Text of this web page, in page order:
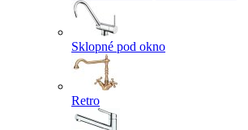
Sklopné pod okno
Retro